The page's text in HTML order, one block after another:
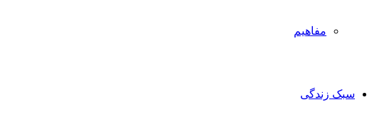
مفاهیم
سبک زندگی